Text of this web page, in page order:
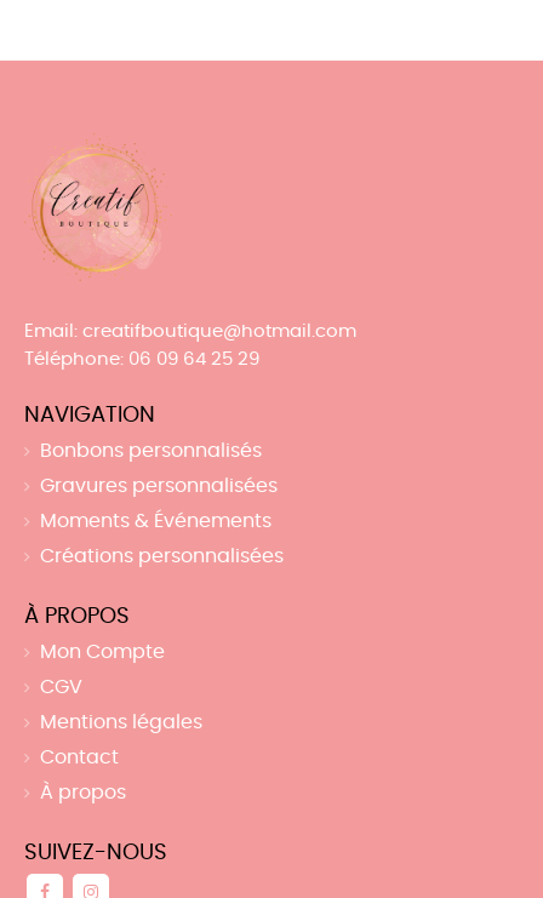
Email : creatifboutique@hotmail.com
Téléphone: 06 09 64 25 29
NAVIGATION
Bonbons personnalisés
Gravures personnalisées
Moments & Événements
Créations personnalisées
À PROPOS
Mon Compte
CGV
Mentions légales
Contact
À propos
SUIVEZ-NOUS